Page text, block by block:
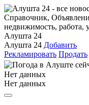
Алушта 24
Алушта 24 Добавить
Рекламировать Продать
Нет данных
Нет данных